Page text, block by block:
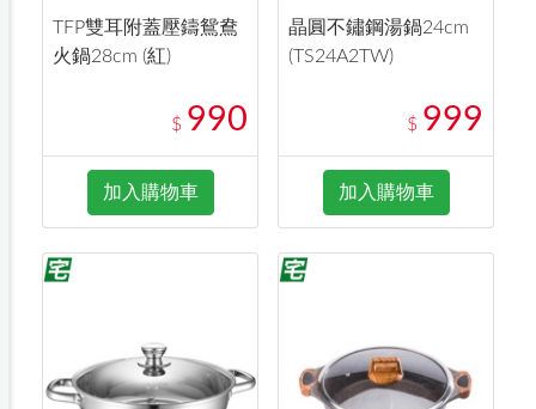
TFP雙耳附蓋壓鑄鴛鴦
火鍋28cm (紅)
$ 990
加入購物車
晶圓不鏽鋼湯鍋24cm
(TS24A2TW)
$ 999
加入購物車